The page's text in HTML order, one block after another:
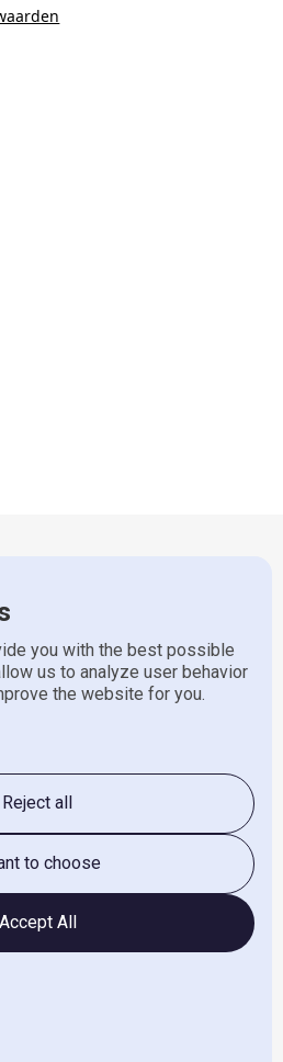
you with the best possible
us to analyze user behavior
the website for you.
Reject all
to choose
Accept All